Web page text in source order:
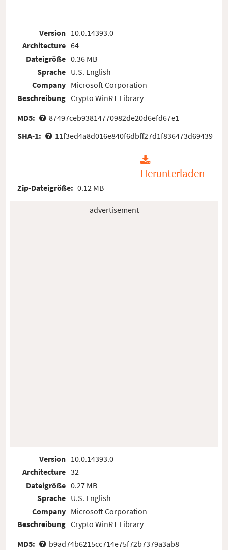
Version
Architecture
Dateigröße
Sprache
Company
Beschreibung
10.0.14393.0
64
0.36 MB
U.S. English
Microsoft Corporation
Crypto WinRT Library
MD5:
87497ceb93814770982de20d6efd67e1
SHA-1:
11f3ed4a8d016e840f6dbff27d1f836473d69439
Herunterladen
Zip-Dateigröße: 0.12 MB
advertisement
Version
Architecture
Dateigröße
Sprache
Company
Beschreibung
10.0.14393.0
32
0.27 MB
U.S. English
Microsoft Corporation
Crypto WinRT Library
MD5:
b9ad74b6215cc714e75f72b7379a3ab8